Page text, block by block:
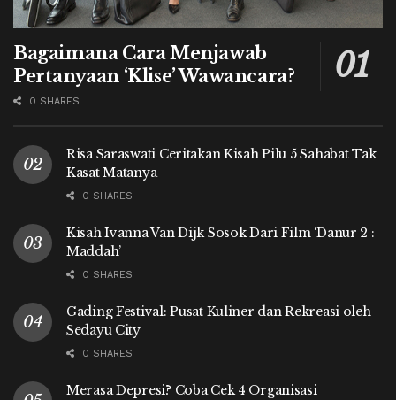
Bagaimana Cara Menjawab
Pertanyaan ‘Klise’ Wawancara?
0 SHARES
Risa Saraswati Ceritakan Kisah Pilu 5 Sahabat Tak
Kasat Matanya
0 SHARES
Kisah Ivanna Van Dijk Sosok Dari Film ‘Danur 2 :
Maddah’
0 SHARES
Gading Festival: Pusat Kuliner dan Rekreasi oleh
Sedayu City
0 SHARES
Merasa Depresi? Coba Cek 4 Organisasi